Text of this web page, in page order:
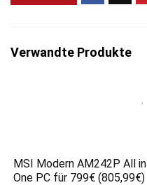
Verwandte Produkte
MSI Modern AM242P All in
One PC für 799€ (805,99€)